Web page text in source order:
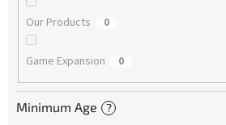
Our Products 0
Game Expansion 0
Minimum Age ?